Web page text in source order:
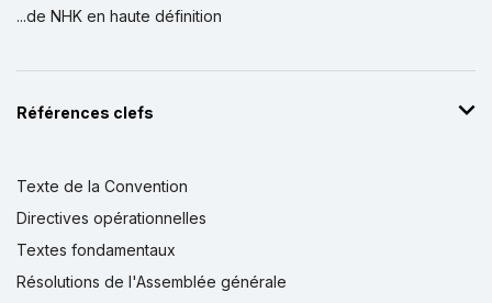
...de NHK en haute définition
Références clefs
Texte de la Convention
Directives opérationnelles
Textes fondamentaux
Résolutions de l'Assemblée générale